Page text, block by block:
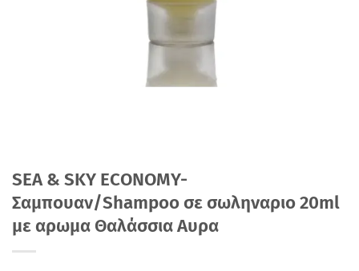
SEA & SKY ECONOMY-
Σαμπουαν/Shampoo σε σωληναριο 20ml
με αρωμα Θαλάσσια Αυρα